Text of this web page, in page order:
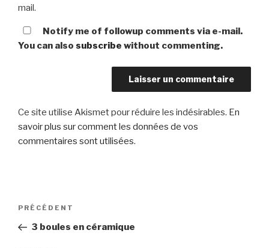
mail.
Notify me of followup comments via e-mail.
You can also subscribe without commenting.
Ce site utilise Akismet pour réduire les indésirables. En
savoir plus sur comment les données de vos
commentaires sont utilisées.
Navigation
l’article
Article
précédent
PRÉCÉDENT
3 boules en céramique